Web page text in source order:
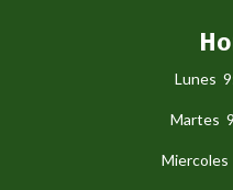
Lunes
Martes
Miercoles